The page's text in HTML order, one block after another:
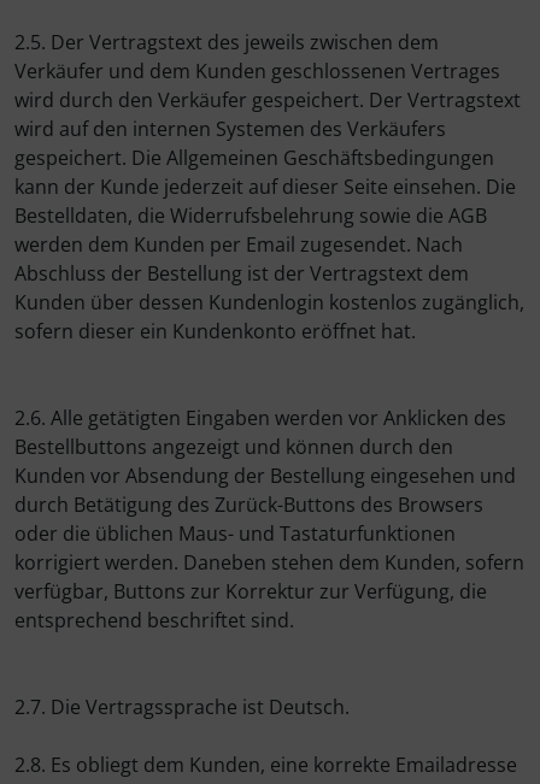
2.5. Der Vertragstext des jeweils zwischen dem
Verkäufer und dem Kunden geschlossenen Vertrages
wird durch den Verkäufer gespeichert. Der Vertragstext
wird auf den internen Systemen des Verkäufers
gespeichert. Die Allgemeinen Geschäftsbedingungen
kann der Kunde jederzeit auf dieser Seite einsehen. Die
Bestelldaten, die Widerrufsbelehrung sowie die AGB
werden dem Kunden per Email zugesendet. Nach
Abschluss der Bestellung ist der Vertragstext dem
Kunden über dessen Kundenlogin kostenlos zugänglich,
sofern dieser ein Kundenkonto eröffnet hat.
2.6. Alle getätigten Eingaben werden vor Anklicken des
Bestellbuttons angezeigt und können durch den
Kunden vor Absendung der Bestellung eingesehen und
durch Betätigung des Zurück-Buttons des Browsers
oder die üblichen Maus- und Tastaturfunktionen
korrigiert werden. Daneben stehen dem Kunden, sofern
verfügbar, Buttons zur Korrektur zur Verfügung, die
entsprechend beschriftet sind.
2.7. Die Vertragssprache ist Deutsch.
2.8. Es obliegt dem Kunden, eine korrekte Emailadresse
Stronglight
THM Carbones
Topeak
tubolito
tune
Vittoria
Voxom
Wahoo
Wilier Triestina